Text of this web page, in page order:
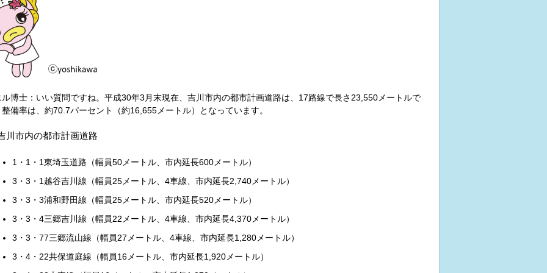
ル博士：いい質問ですね。平成30年3月末現在、吉川市内の都市計画道路は、17路線で長さ23,550メートルで
備率は、約70.7パーセント（約16,655メートル）となっています。
川市内の都市計画道路
1・1・1東埼玉道路（幅員50メートル、市内延長600メートル）
3・3・1越谷吉川線（幅員25メートル、4車線、市内延長2,740メートル）
3・3・3浦和野田線（幅員25メートル、市内延長520メートル）
3・3・4三郷吉川線（幅員22メートル、4車線、市内延長4,370メートル）
3・3・77三郷流山線（幅員27メートル、4車線、市内延長1,280メートル）
3・4・22共保道庭線（幅員16メートル、市内延長1,920メートル）